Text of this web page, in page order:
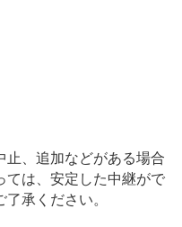
止、追加などがある場合
ては、安定した中継がで
承ください。